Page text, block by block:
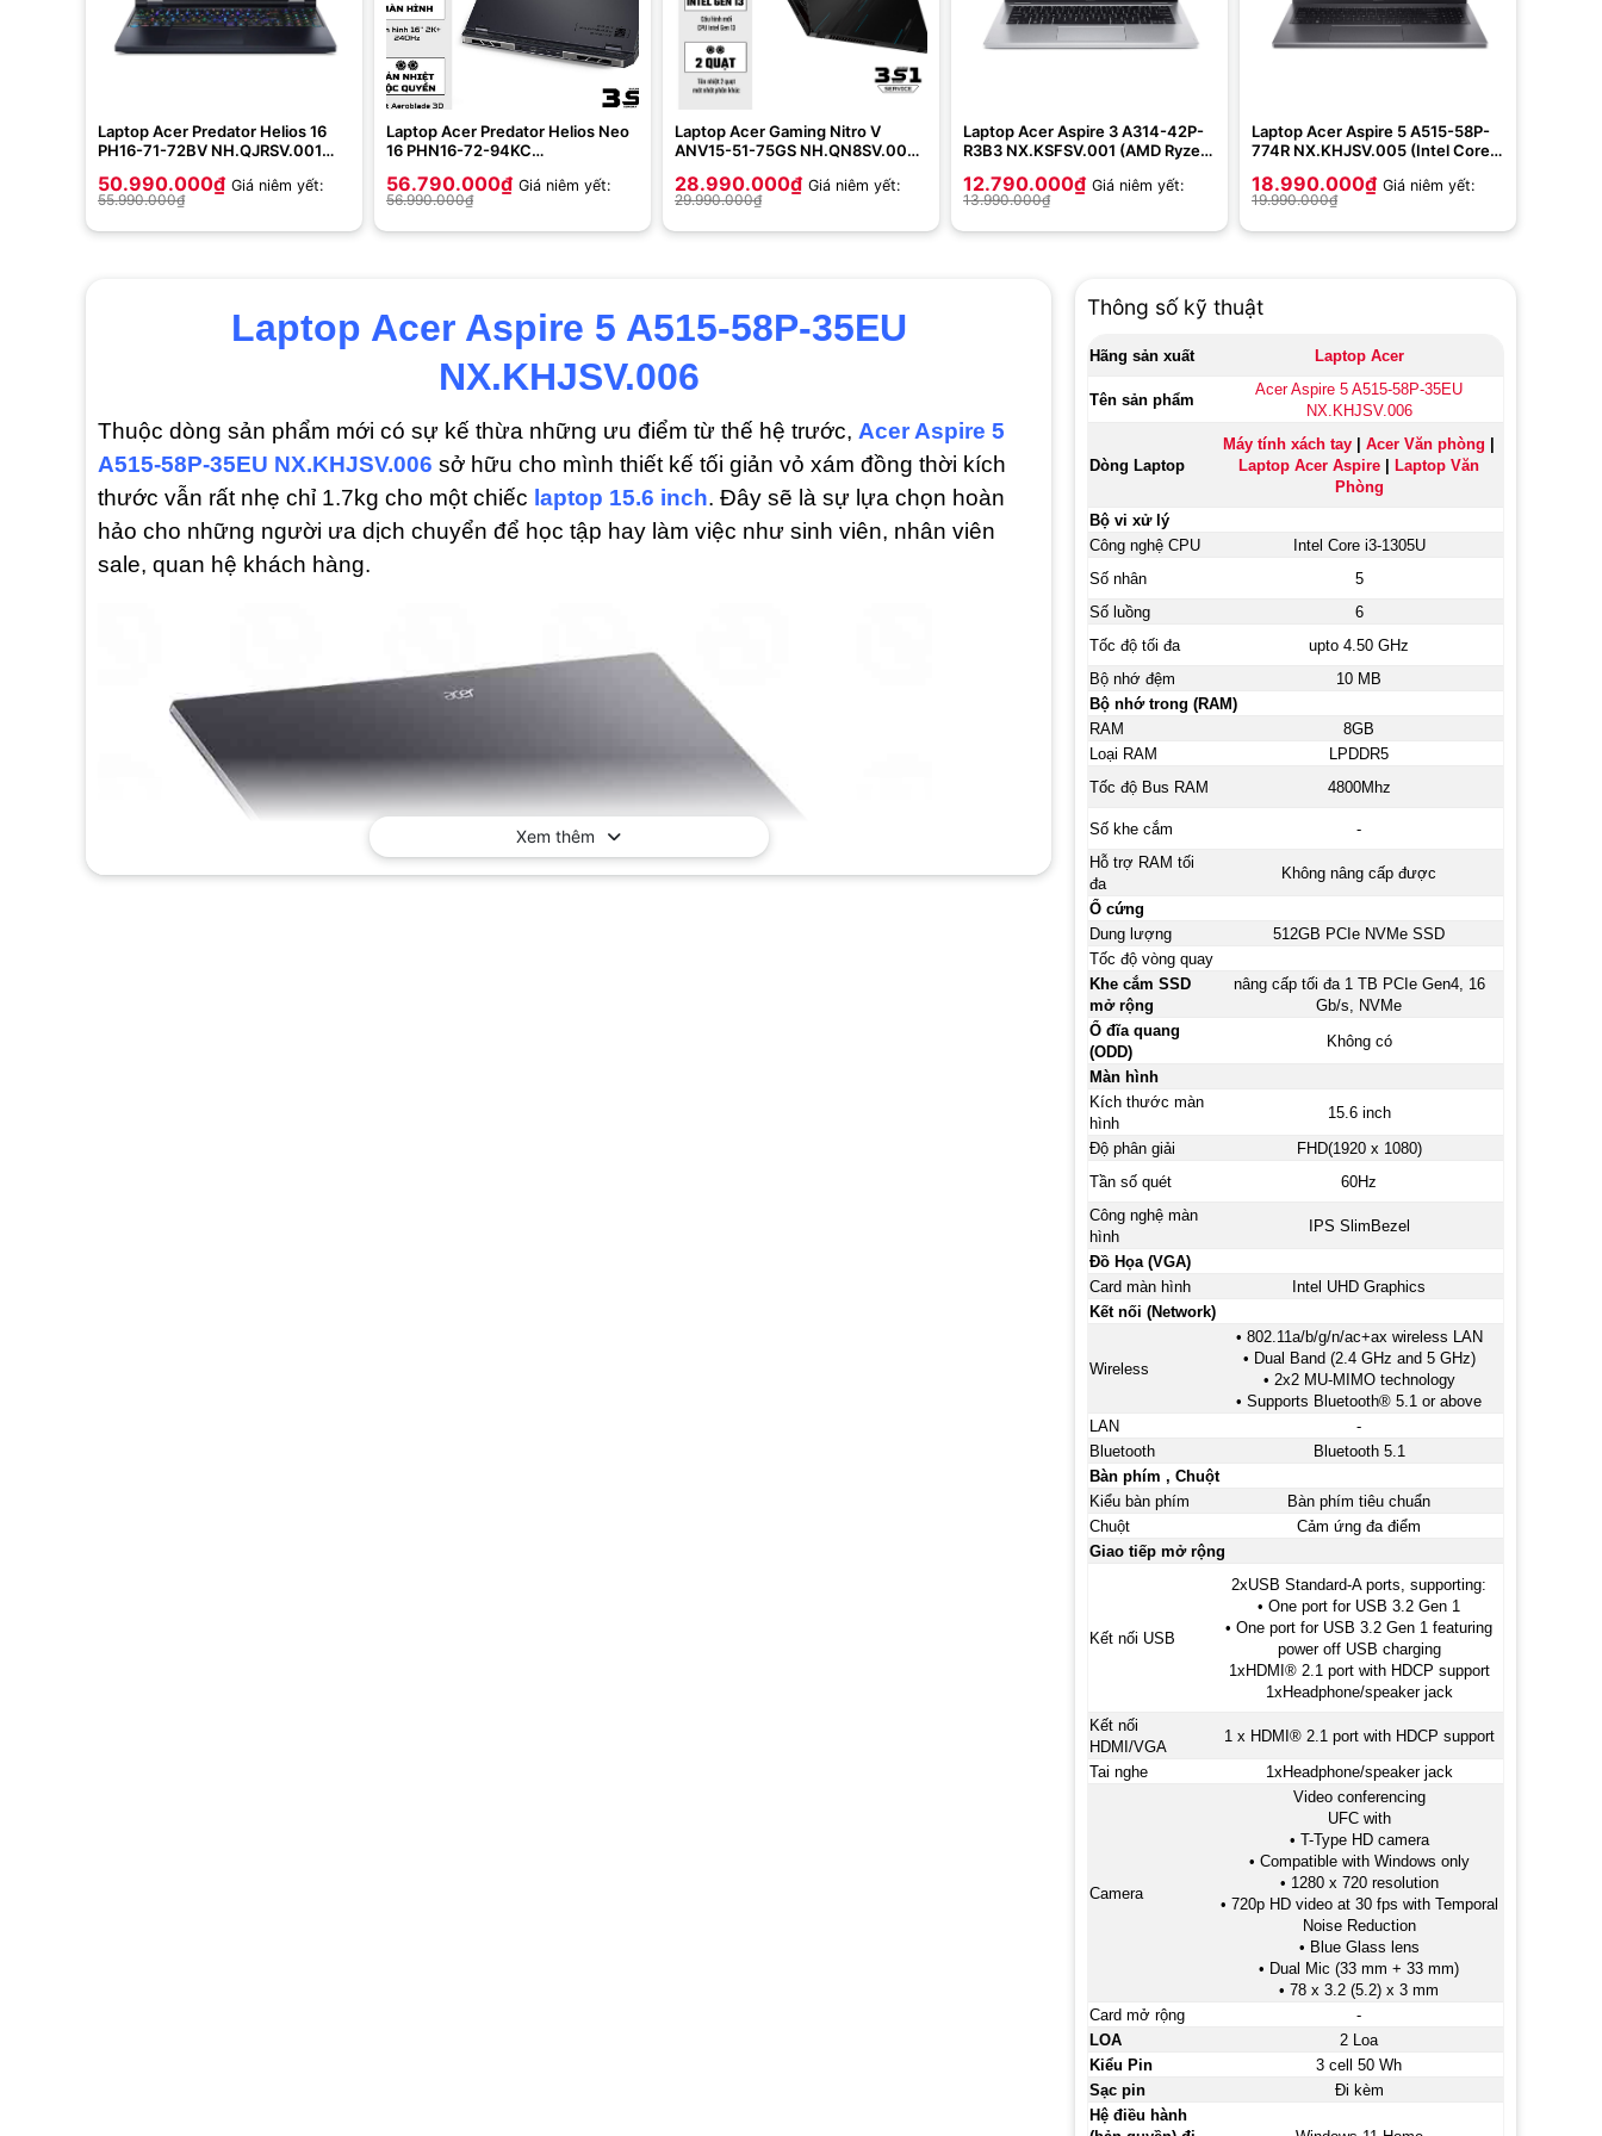
Laptop Acer Predator Helios 16
PH16-71-72BV NH.QJRSV.001
512GB | 16inch WQXGA | RTX
4070 8GB | Win 11 | Đen)
50.990.000₫ Giá niêm yết:
55.990.000₫
Laptop Acer Predator Helios Neo
16 PHN16-72-94KC
14900HX | 16GB | 1TB | RTX
4070 8GB | 16 inch WQXGA | Win
11 | Đen)
56.790.000₫ Giá niêm yết:
56.990.000₫
Laptop Acer Gaming Nitro V
ANV15-51-75GS NH.QN8SV.005
512GB | RTX 4050 6GB | 15.6
inch FHD | Win 11 | Black)
28.990.000₫ Giá niêm yết:
29.990.000₫
Laptop Acer Aspire 3 A314-42P-
R3B3 NX.KSFSV.001 (AMD Ryzen
Radeon Graphics | 14 inch
WUXGA | Win 11 | Silver)
12.790.000₫ Giá niêm yết:
13.990.000₫
Laptop Acer Aspire 5 A515-58P-
774R NX.KHJSV.005 (Intel Core
Iris Xe | 15.6 inch WUXGA | Win 11
| Gray)
18.990.000₫ Giá niêm yết:
19.990.000₫
Laptop Acer Aspire 5 A515-58P-35EU
NX.KHJSV.006
Thuộc dòng sản phẩm mới có sự kế thừa những ưu điểm từ thế hệ trước, Acer Aspire 5
A515-58P-35EU NX.KHJSV.006 sở hữu cho mình thiết kế tối giản vỏ xám đồng thời kích
thước vẫn rất nhẹ chỉ 1.7kg cho một chiếc laptop 15.6 inch. Đây sẽ là sự lựa chọn hoàn
hảo cho những người ưa dịch chuyển để học tập hay làm việc như sinh viên, nhân viên
sale, quan hệ khách hàng.
Xem thêm
Thông số kỹ thuật
Hãng sản xuất Laptop Acer
Tên sản phẩm
Acer Aspire 5 A515-58P-35EU
NX.KHJSV.006
Dòng Laptop
Máy tính xách tay |Acer Văn phòng
Laptop Acer Aspire
Laptop Văn
Phòng
Bộ vi xử lý
Công nghệ CPU
Intel Core i3-1305U
Số nhân
5
Số luồng
6
Tốc độ tối đa
upto 4.50 GHz
Bộ nhớ đệm
10 MB
Bộ nhớ trong (RAM)
RAM
8GB
Loại RAM
LPDDR5
Tốc độ Bus RAM
4800Mhz
Số khe cắm
-
Hỗ trợ RAM tối
đa
Không nâng cấp được
Ổ cứng
Dung lượng
512GB PCIe NVMe SSD
Tốc độ vòng quay
Khe cắm SSD
mở rộng
nâng cấp tối đa 1 TB PCIe Gen4, 16
Gb/s, NVMe
Ổ đĩa quang
(ODD)
Không có
Màn hình
Kích thước màn
hình
15.6 inch
Độ phân giải
FHD(1920 x 1080)
Tần số quét
60Hz
Công nghệ màn
hình
IPS SlimBezel
Đồ Họa (VGA)
Card màn hình
Intel UHD Graphics
Kết nối (Network)
Wireless
• 802.11a/b/g/n/ac+ax wireless LAN
• Dual Band (2.4 GHz and 5 GHz)
• 2x2 MU-MIMO technology
• Supports Bluetooth® 5.1 or above
LAN
-
Bluetooth
Bluetooth 5.1
Bàn phím , Chuột
Kiểu bàn phím
Bàn phím tiêu chuẩn
Chuột
Cảm ứng đa điểm
Giao tiếp mở rộng
Kết nối USB
2xUSB Standard-A ports, supporting:
• One port for USB 3.2 Gen 1
• One port for USB 3.2 Gen 1 featuring
power off USB charging
1xHDMI® 2.1 port with HDCP support
1xHeadphone/speaker jack
Kết nối
HDMI/VGA
1 x HDMI® 2.1 port with HDCP support
Tai nghe
1xHeadphone/speaker jack
Camera
Video conferencing
UFC with
• T-Type HD camera
• Compatible with Windows only
• 1280 x 720 resolution
• 720p HD video at 30 fps with Temporal
Noise Reduction
• Blue Glass lens
• Dual Mic (33 mm + 33 mm)
• 78 x 3.2 (5.2) x 3 mm
Card mở rộng
-
LOA
2 Loa
Kiểu Pin
3 cell 50 Wh
Sạc pin
Đi kèm
Hệ điều hành